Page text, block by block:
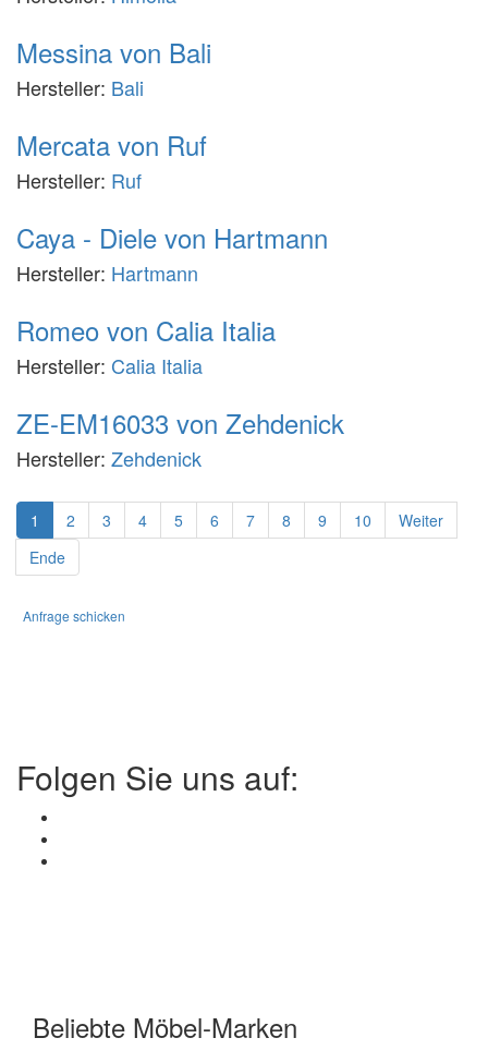
Messina von Bali
Hersteller: Bali
Mercata von Ruf
Hersteller: Ruf
Caya - Diele von Hartmann
Hersteller: Hartmann
Romeo von Calia Italia
Hersteller: Calia Italia
ZE-EM16033 von Zehdenick
Hersteller: Zehdenick
1 2 3 4 5 6 7 8 9 10
Weiter
Ende
Anfrage schicken
Folgen Sie uns auf:
Beliebte Möbel-Marken